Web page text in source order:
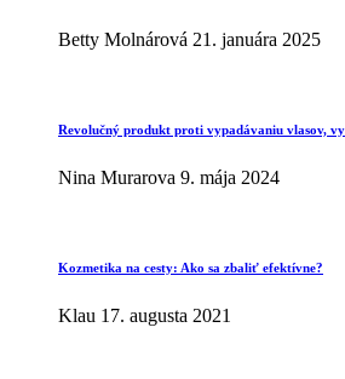
Betty Molnárová 21. januára 2025
Revolučný produkt proti vypadávaniu vlasov,
Nina Murarova 9. mája 2024
Kozmetika na cesty: Ako sa zbaliť efektívne?
Klau 17. augusta 2021